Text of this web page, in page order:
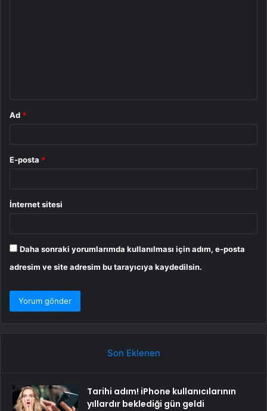
Ad *
E-posta *
İnternet sitesi
Daha sonraki yorumlarımda kullanılması için adım, e-posta
adresim ve site adresim bu tarayıcıya kaydedilsin.
Son Eklenen
Tarihi adım! iPhone kullanıcılarının
yıllardır beklediği gün geldi